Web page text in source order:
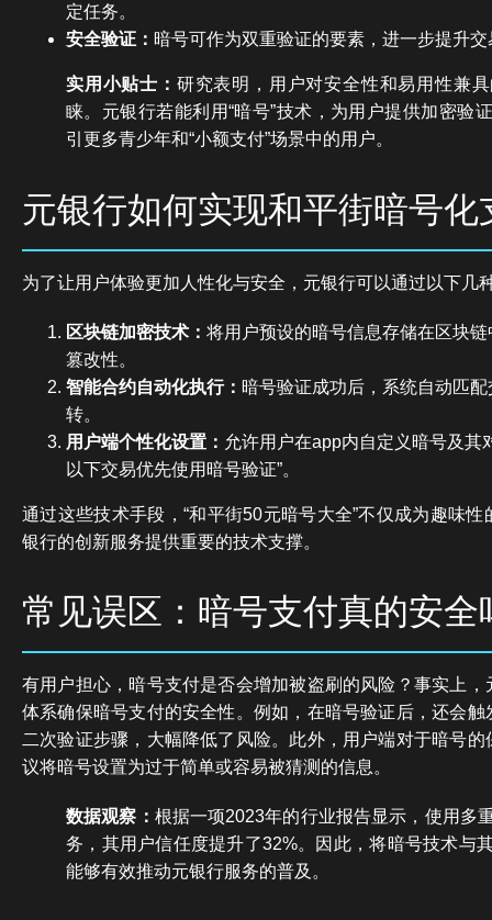
定任务。
安全验证： 暗号可作为双重验证的要素，进一步提升
实用小贴士： 研究表明，用户对安全性和易用性兼
睐。元银行若能利用“暗号”技术，为用户提供加密验
引更多青少年和“小额支付”场景中的用户。
元银行如何实现和平街暗号化
为了让用户体验更加人性化与安全，元银行可以通过以下几
区块链加密技术： 将用户预设的暗号信息存储在区块
篡改性。
智能合约自动化执行： 暗号验证成功后，系统自动匹
转。
用户端个性化设置： 允许用户在app内自定义暗号及其
以下交易优先使用暗号验证”。
通过这些技术手段，“和平街50元暗号大全”不仅成为趣味
银行的创新服务提供重要的技术支撑。
常见误区：暗号支付真的安全
有用户担心，暗号支付是否会增加被盗刷的风险？事实上
体系确保暗号支付的安全性。例如，在暗号验证后，还会
二次验证步骤，大幅降低了风险。此外，用户端对于暗号
议将暗号设置为过于简单或容易被猜测的信息。
数据观察： 根据一项2023年的行业报告显示，使用多
务，其用户信任度提升了32%。因此，将暗号技术与
能够有效推动元银行服务的普及。